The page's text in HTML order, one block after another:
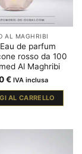
AL MAGHRIBI
de parfum
rosso da 100
Al Maghribi
€ IVA inclusa
AL CARRELLO